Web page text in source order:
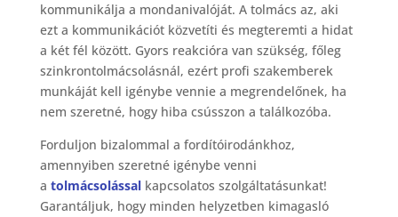
kommunikálja a mondanivalóját. A tolmács az, aki
ezt a kommunikációt közvetíti és megteremti a hidat
a két fél között. Gyors reakcióra van szükség, főleg
szinkrontolmácsolásnál, ezért profi szakemberek
munkáját kell igénybe vennie a megrendelőnek, ha
nem szeretné, hogy hiba csússzon a találkozóba.
Forduljon bizalommal a fordítóirodánkhoz,
amennyiben szeretné igénybe venni
a tolmácsolássalkapcsolatos szolgáltatásunkat!
Garantáljuk, hogy minden helyzetben kimagasló